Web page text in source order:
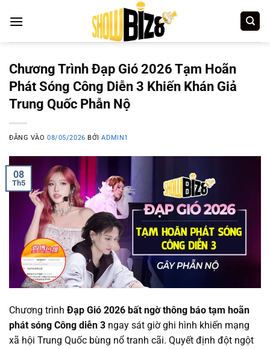
qua
Chương Trình Đạp Gió 2026 Tạm Hoãn
Phát Sóng Công Diễn 3 Khiến Khán Giả
Trung Quốc Phẫn Nộ
ĐĂNG VÀO08/05/2026 BỞIADMIN1
08
Th5
Chương trình Đạp Gió 2026 bất ngờ thông báo tạm hoãn
phát sóng Công diễn 3 ngay sát giờ ghi hình khiến mạng
xã hội Trung Quốc bùng nổ tranh cãi. Quyết định đột ngột